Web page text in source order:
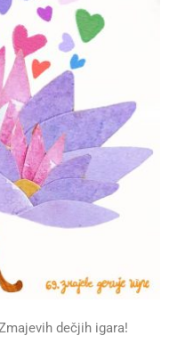
dečjih igara!